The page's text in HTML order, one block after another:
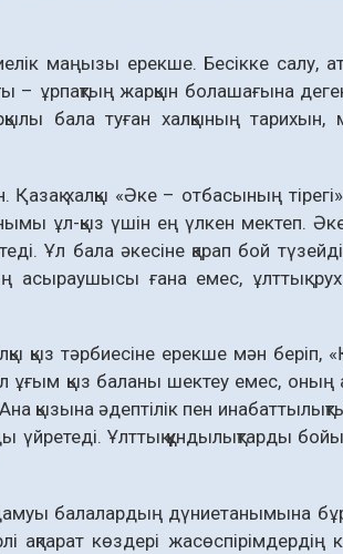
маңызы ерекше. Бесікке салу,
– ұрпақтың жарқын болашағына
бала туған халқының тарихын,
халқы «Әке – отбасының
ұл-қыз үшін ең үлкен мектеп.
Ұл бала әкесіне қарап бой
асыраушысы ғана емес, ұлттық
қыз тәрбиесіне ерекше мән беріп,
ұғым қыз баланы шектеу емес,
қызына әдептілік пен
үйретеді. Ұлттық құндылықтарды
дамуы балалардың дүниетанымына
көздері жасөспірімдердің